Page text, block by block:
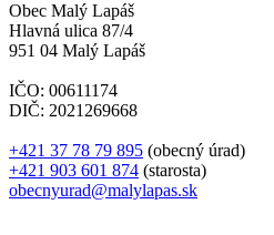
Obec Malý Lapáš
Hlavná ulica 87/4
951 04 Malý Lapáš
IČO: 00611174
DIČ: 2021269668
+421 37 78 79 895 (obecný úrad)
+421 903 601 874 (starosta)
obecnyurad@malylapas.sk